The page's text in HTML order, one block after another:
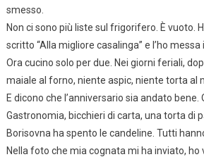
smesso.
Non ci sono più liste sul frigorifero. È vuoto.
scritto “Alla migliore casalinga” e l’ho messa
Ora cucino solo per due. Nei giorni feriali,
maiale al forno, niente aspic, niente torta al
E dicono che l’anniversario sia andato bene.
Gastronomia, bicchieri di carta, una torta di
Borisovna ha spento le candeline. Tutti
Nella foto che mia cognata mi ha inviato, ho